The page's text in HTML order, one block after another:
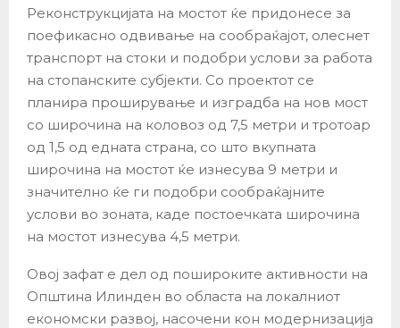
Реконструкцијата на мостот ќе придонесе за
поефикасно одвивање на сообраќајот, олеснет
транспорт на стоки и подобри услови за работа
на стопанските субјекти. Со проектот се
планира проширување и изградба на нов мост
со широчина на коловоз од 7,5 метри и тротоар
од 1,5 од едната страна, со што вкупната
широчина на мостот ќе изнесува 9 метри и
значително ќе ги подобри сообраќајните
услови во зоната, каде постоечката широчина
на мостот изнесува 4,5 метри.
Овој зафат е дел од пошироките активности на
Општина Илинден во областа на локалниот
економски развој, насочени кон модернизација